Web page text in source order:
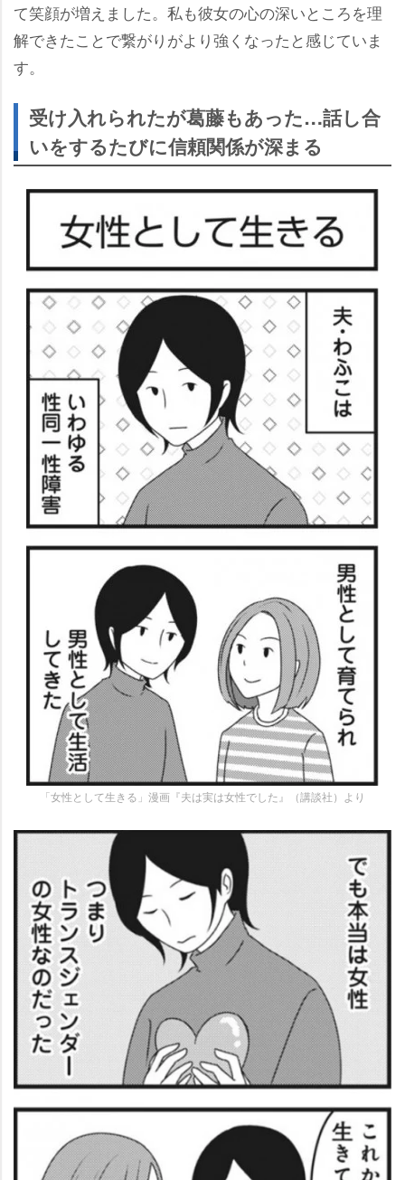
て笑顔が増えました。私も彼女の心の深いところを理
解できたことで繋がりがより強くなったと感じていま
す。
受け入れられたが葛藤もあった…話し合
いをするたびに信頼関係が深まる
「女性として生きる」漫画『夫は実は女性でした』（講談社）より